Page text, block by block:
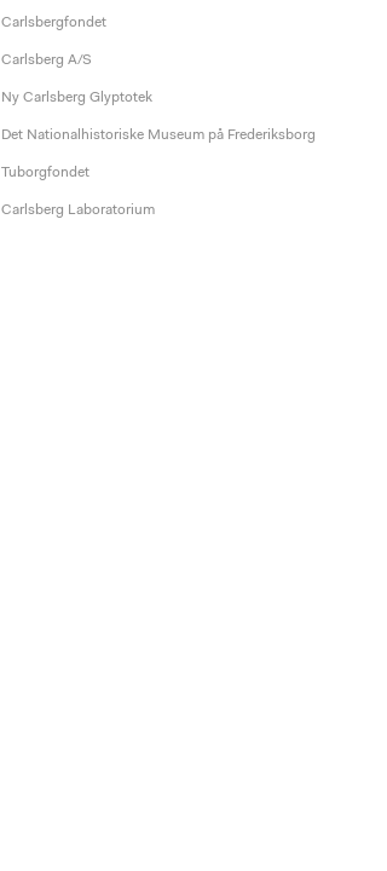
Carlsbergfondet
Carlsberg A/S
Ny Carlsberg Glyptotek
Det Nationalhistoriske Museum på Frederiksborg
Tuborgfondet
Carlsberg Laboratorium